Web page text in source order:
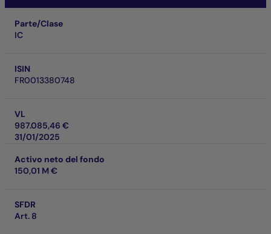
Parte/Clase
IC
ISIN
FR0013380748
VL
987.085,46 €
31/01/2025
Activo neto del fondo
150,01 M €
SFDR
Art. 8